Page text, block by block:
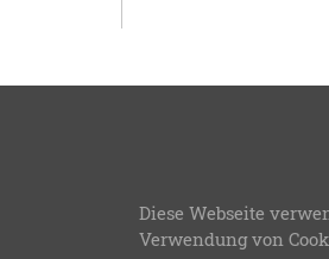
Diese Webseite
Verwendung von